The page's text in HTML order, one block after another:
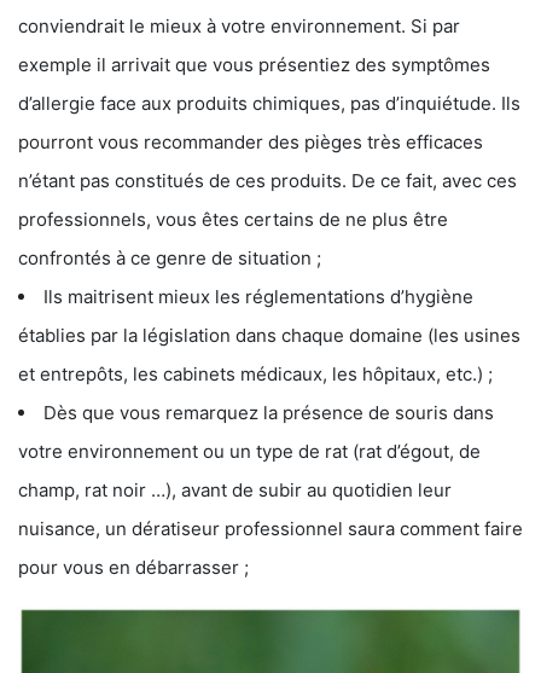
conviendrait le mieux à votre environnement. Si par
exemple il arrivait que vous présentiez des symptômes
d’allergie face aux produits chimiques, pas d’inquiétude. Ils
pourront vous recommander des pièges très efficaces
n’étant pas constitués de ces produits. De ce fait, avec ces
professionnels, vous êtes certains de ne plus être
confrontés à ce genre de situation ;
Ils maitrisent mieux les réglementations d’hygiène
établies par la législation dans chaque domaine (les usines
et entrepôts, les cabinets médicaux, les hôpitaux, etc.) ;
Dès que vous remarquez la présence de souris dans
votre environnement ou un type de rat (rat d’égout, de
champ, rat noir …), avant de subir au quotidien leur
nuisance, un dératiseur professionnel saura comment faire
pour vous en débarrasser ;